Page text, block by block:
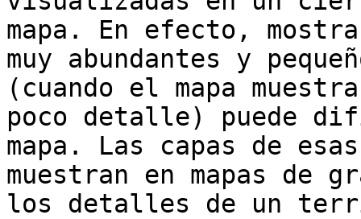
mapa. En efecto,
muy abundantes y
(cuando el mapa
poco detalle) puede
mapa. Las capas de
muestran en mapas de
los detalles de un